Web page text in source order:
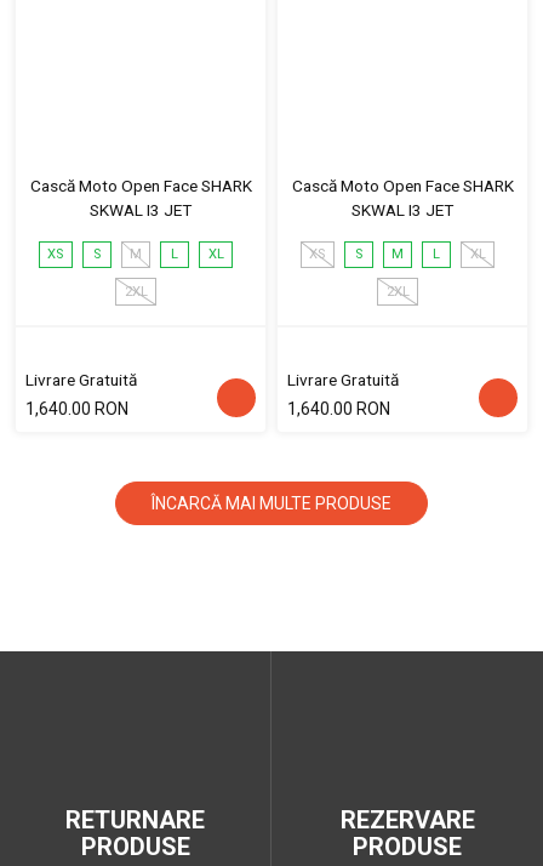
Cască Moto Open Face SHARK
SKWAL I3 JET
XS S M L XL
2XL
Livrare Gratuită
1,640.00 RON
Cască Moto Open Face SHARK
SKWAL I3 JET
XS S M L XL
2XL
Livrare Gratuită
1,640.00 RON
ÎNCARCĂ MAI MULTE PRODUSE
RETURNARE
PRODUSE
REZERVARE
PRODUSE